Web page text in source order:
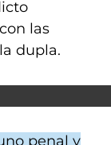
las
dupla.
penal y